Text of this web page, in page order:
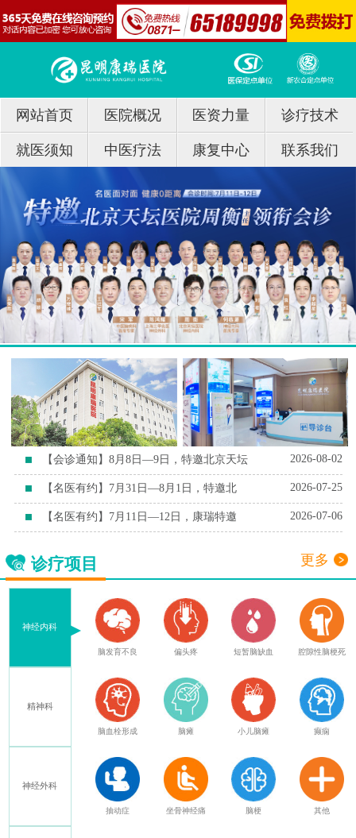
网站首页 医院概况 医资力量 诊疗技术
就医须知 中医疗法 康复中心 联系我们
【会诊通知】8月8日—9日，特邀北京天坛 2026-08-02
【名医有约】7月31日—8月1日，特邀北 2026-07-25
【名医有约】7月11日—12日，康瑞特邀 2026-07-06
诊疗项目 更多
神经内科
精神科
神经外科
脑发育不良 偏头疼 短暂脑缺血 腔隙性脑梗死
脑血栓形成 脑瘫 小儿脑瘫 癫痫
抽动症 坐骨神经痛 脑梗 其他